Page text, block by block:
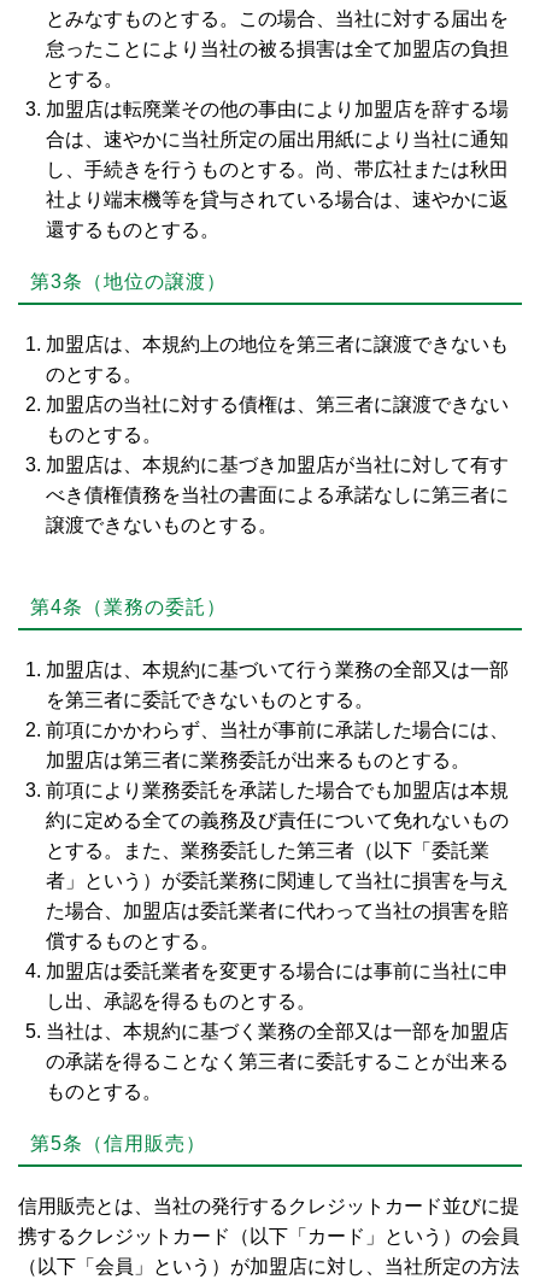
とみなすものとする。この場合、当社に対する届出を
怠ったことにより当社の被る損害は全て加盟店の負担
とする。
加盟店は転廃業その他の事由により加盟店を辞する場
合は、速やかに当社所定の届出用紙により当社に通知
し、手続きを行うものとする。尚、帯広社または秋田
社より端末機等を貸与されている場合は、速やかに返
還するものとする。
第3条（地位の譲渡）
加盟店は、本規約上の地位を第三者に譲渡できないも
のとする。
加盟店の当社に対する債権は、第三者に譲渡できない
ものとする。
加盟店は、本規約に基づき加盟店が当社に対して有す
べき債権債務を当社の書面による承諾なしに第三者に
譲渡できないものとする。
第4条（業務の委託）
加盟店は、本規約に基づいて行う業務の全部又は一部
を第三者に委託できないものとする。
前項にかかわらず、当社が事前に承諾した場合には、
加盟店は第三者に業務委託が出来るものとする。
前項により業務委託を承諾した場合でも加盟店は本規
約に定める全ての義務及び責任について免れないもの
とする。また、業務委託した第三者（以下「委託業
者」という）が委託業務に関連して当社に損害を与え
た場合、加盟店は委託業者に代わって当社の損害を賠
償するものとする。
加盟店は委託業者を変更する場合には事前に当社に申
し出、承認を得るものとする。
当社は、本規約に基づく業務の全部又は一部を加盟店
の承諾を得ることなく第三者に委託することが出来る
ものとする。
第5条（信用販売）
信用販売とは、当社の発行するクレジットカード並びに提
携するクレジットカード（以下「カード」という）の会員
（以下「会員」という）が加盟店に対し、当社所定の方法